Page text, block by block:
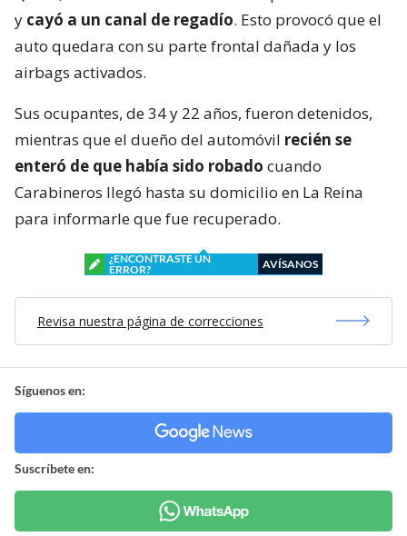
y cayó a un canal de regadío. Esto provocó que el
auto quedara con su parte frontal dañada y los
airbags activados.
Sus ocupantes, de 34 y 22 años, fueron detenidos,
mientras que el dueño del automóvil recién se
enteró de que había sido robado cuando
Carabineros llegó hasta su domicilio en La Reina
para informarle que fue recuperado.
¿ENCONTRASTE UN
ERROR?
AVÍSANOS
Revisa nuestra página de correcciones
Síguenos en:
Suscríbete en: